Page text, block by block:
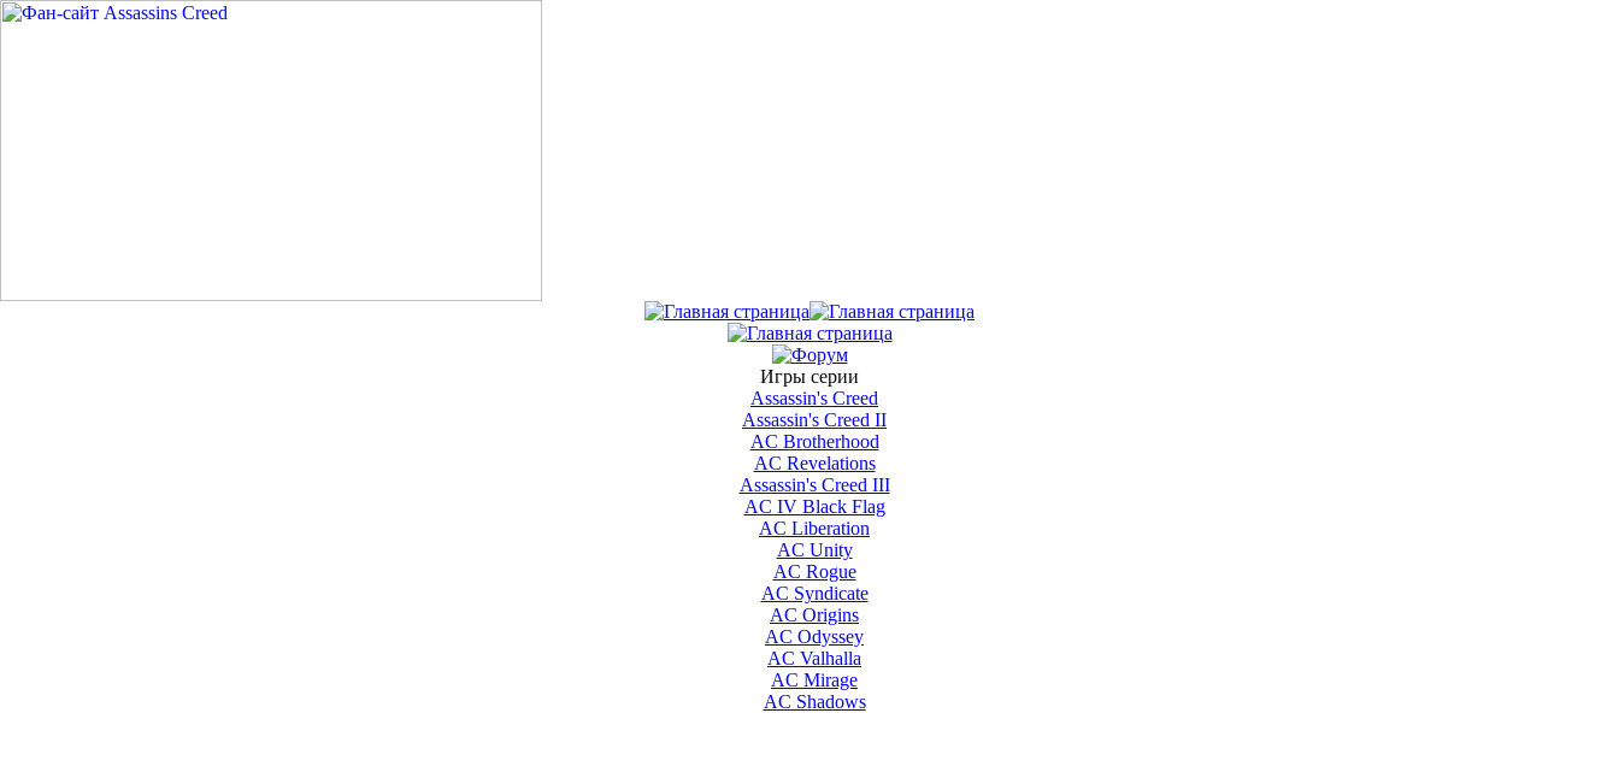
Игры серии
Assassin's Creed
Assassin's Creed II
AС Brotherhood
AC Revelations
Assassin's Creed III
AC IV Black Flag
AC Liberation
AC Unity
AC Rogue
AC Syndicate
AC Origins
AC Odyssey
AC Valhalla
AC Mirage
AC Shadows